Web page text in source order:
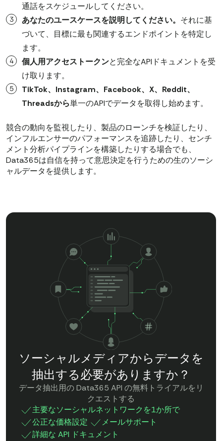
通話をスケジュールしてください。
あなたのユースケースを説明してください。 それに基
づいて、目標に最も関連するエンドポイントを特定し
ます。
個人用アクセストークンと完全なAPIドキュメントを受
け取ります。
TikTok、Instagram、Facebook、X、Reddit、
Threadsから単一のAPIでデータを取得し始めます。
競合の動向を監視したり、製品のローンチを検証したり、
インフルエンサーのパフォーマンスを追跡したり、センチ
メント分析パイプラインを構築したりする場合でも、
Data365は自信を持って意思決定を行うための生のソーシ
ャルデータを提供します。
ソーシャルメディアからデータを
抽出する必要がありますか？
データ抽出用の Data365 API の無料トライアルをリ
クエストする
主要なソーシャルネットワークを1か所で
公正な価格設定
メールサポート
詳細な API ドキュメント